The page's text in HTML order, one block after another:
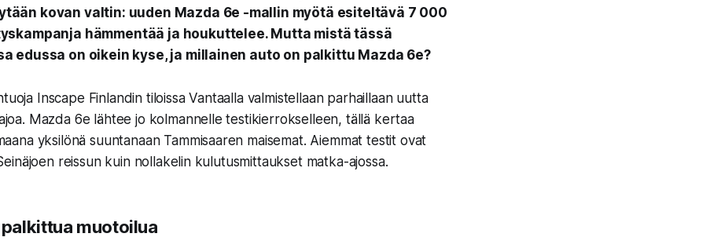
kovan valtin: uuden Mazda 6e -mallin myötä esiteltävä 7 000
hämmentää ja houkuttelee. Mutta mistä tässä
edussa on oikein kyse, ja millainen auto on palkittu Mazda 6e?
Inscape Finlandin tiloissa Vantaalla valmistellaan parhaillaan uutta
Mazda 6e lähtee jo kolmannelle testikierrokselleen, tällä kertaa
yksilönä suuntanaan Tammisaaren maisemat. Aiemmat testit ovat
reissun kuin nollakelin kulutusmittaukset matka-ajossa.
muotoilua